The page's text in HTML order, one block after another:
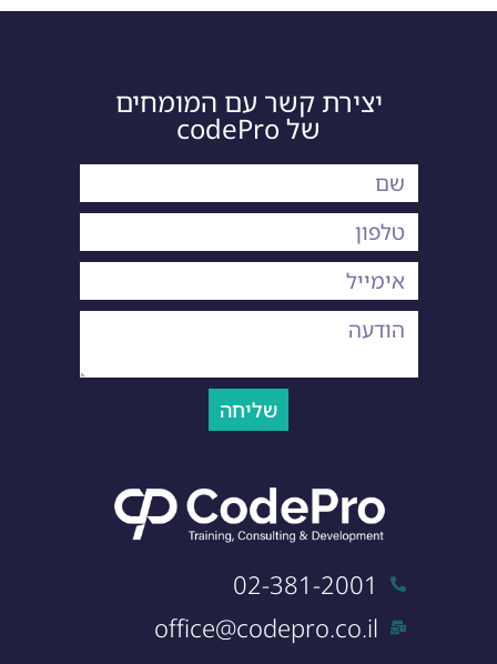
יצירת קשר עם המומחים
של codePro
שליחה
02-381-2001
office@codepro.co.il